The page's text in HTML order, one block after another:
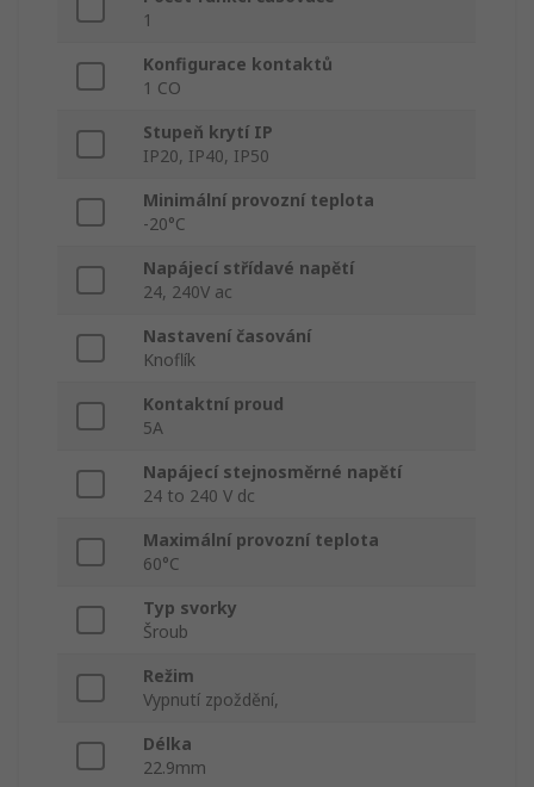
1
Konfigurace kontaktů
1 CO
Stupeň krytí IP
IP20, IP40, IP50
Minimální provozní teplota
-20°C
Napájecí střídavé napětí
24, 240V ac
Nastavení časování
Knoflík
Kontaktní proud
5A
Napájecí stejnosměrné napětí
24 to 240 V dc
Maximální provozní teplota
60°C
Typ svorky
Šroub
Režim
Vypnutí zpoždění,
Délka
22.9mm